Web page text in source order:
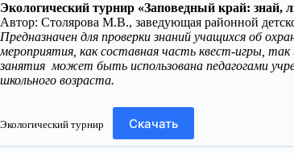
Экологический турнир «Заповедный край: знай,
Автор: Столярова М.В., заведующая районной
Предназначен для проверки знаний учащихся об
мероприятия, как составная часть квест-игры,
занятия может быть использована педагогами
школьного возраста.
Экологический турнир Скачать